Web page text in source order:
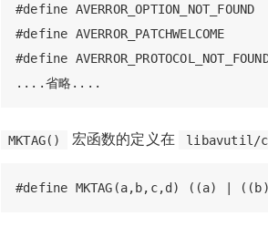
#define
#define
#define
MKTAG() 宏函数的定义在 libavutil/